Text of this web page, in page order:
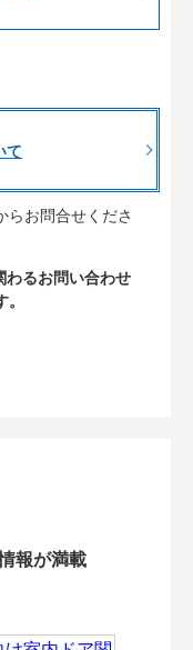
て
らお問合せくださ
るお問い合わせ
報が満載